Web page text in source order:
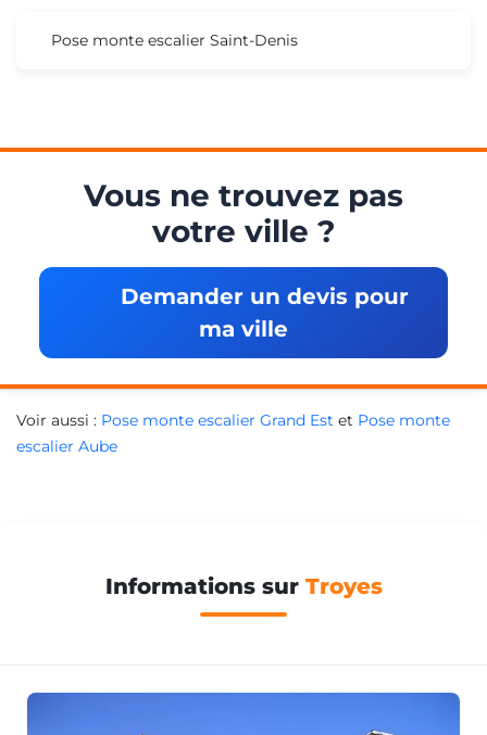
Pose monte escalier Saint-Denis
Vous ne trouvez pas
votre ville ?
Demander un devis pour
ma ville
Voir aussi : Pose monte escalier Grand Est et Pose monte
escalier Aube
Informations sur Troyes